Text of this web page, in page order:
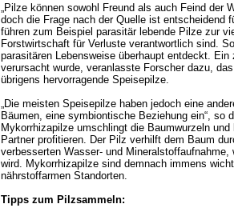
„Pilze können sowohl Freund als auch Feind der
doch die Frage nach der Quelle ist entscheidend
führen zum Beispiel parasitär lebende Pilze zur
Forstwirtschaft für Verluste verantwortlich sind.
parasitären Lebensweise überhaupt entdeckt.
verursacht wurde, veranlasste Forscher dazu,
übrigens hervorragende Speisepilze.
„Die meisten Speisepilze haben jedoch eine
Bäumen, eine symbiontische Beziehung ein“, so
Mykorrhizapilze umschlingt die Baumwurzeln
Partner profitieren. Der Pilz verhilft dem Baum
verbesserten Wasser- und
wird. Mykorrhizapilze sind demnach immens
nährstoffarmen Standorten.
Tipps zum Pilzsammeln: